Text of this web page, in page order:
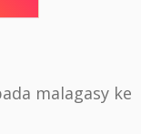
malagasy ke